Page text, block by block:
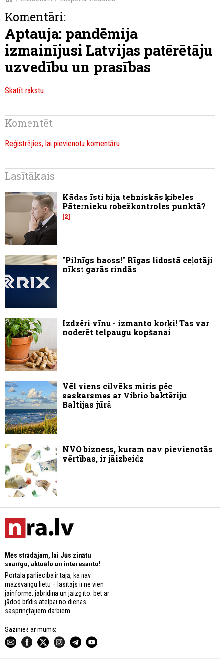
Komentāri:
Aptauja: pandēmija
izmainījusi Latvijas patērētāju
uzvedību un prasības
Skatīt rakstu
Komentēt
Reģistrējies, lai pievienotu komentāru
Lasītākais
Kādas īsti bija tehniskās ķibeles
Pāternieku robežkontroles punktā?
2
"Pilnīgs haoss!" Rīgas lidostā ceļotāji
nīkst garās rindās
Izdzēri vīnu - izmanto korķi! Tas var
noderēt telpaugu kopšanai
Vēl viens cilvēks miris pēc
saskarsmes ar Vibrio baktēriju
Baltijas jūrā
NVO bizness, kuram nav pievienotās
vērtības, ir jāizbeidz
Mēs strādājam, lai Jūs zinātu
svarīgo, aktuālo un interesanto!
Portāla pārliecība ir tajā, ka nav
mazsvarīgu lietu – lasītājs ir ne vien
jāinformē, jābrīdina un jāizglīto, bet arī
jādod brīdis atelpai no dienas
saspringtajiem darbiem.
Sazinies ar mums: